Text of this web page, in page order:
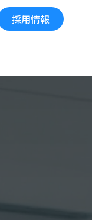
採用情報